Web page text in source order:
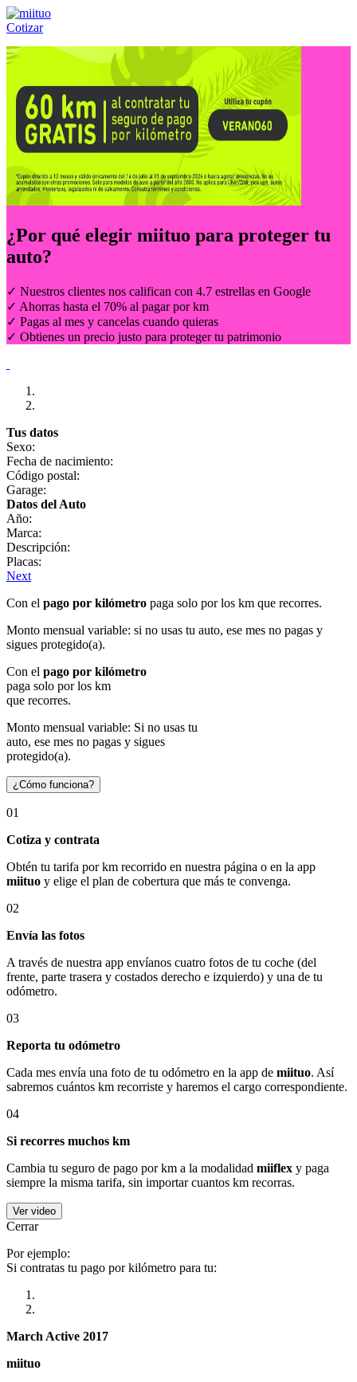
Cotizar
Llámanos al:(55) 84-21-05-00 ó
¿Por qué elegir miituo para proteger tu
auto?
✓ Nuestros clientes nos califican con 4.7 estrellas en Google
✓ Ahorras hasta el 70% al pagar por km
✓ Pagas al mes y cancelas cuando quieras
✓ Obtienes un precio justo para proteger tu patrimonio
Tus datos
Sexo:
Fecha de nacimiento:
Código postal:
Garage:
Datos del Auto
Año:
Marca:
Descripción:
Placas:
Next
Con el pago por kilómetro paga solo por los km que recorres.
Monto mensual variable: si no usas tu auto, ese mes no pagas y
sigues protegido(a).
Con el pago por kilómetro
paga solo por los km
que recorres.
Monto mensual variable: Si no usas tu
auto, ese mes no pagas y sigues
protegido(a).
¿Cómo funciona?
01
Cotiza y contrata
Obtén tu tarifa por km recorrido en nuestra página o en la app
miituo y elige el plan de cobertura que más te convenga.
02
Envía las fotos
A través de nuestra app envíanos cuatro fotos de tu coche (del
frente, parte trasera y costados derecho e izquierdo) y una de tu
odómetro.
03
Reporta tu odómetro
Cada mes envía una foto de tu odómetro en la app de miituo. Así
sabremos cuántos km recorriste y haremos el cargo correspondiente.
04
Si recorres muchos km
Cambia tu seguro de pago por km a la modalidad miiflex y paga
siempre la misma tarifa, sin importar cuantos km recorras.
Ver video
Cerrar
Por ejemplo:
Si contratas tu pago por kilómetro para tu:
March Active 2017
miituo